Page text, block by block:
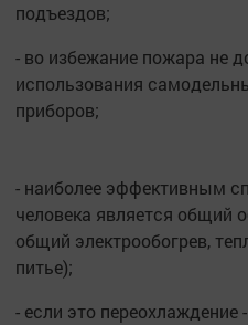
подъездов;
- во избежание пожара не
использования
приборов;
- наиболее эффективным
человека является общий
общий электрообогрев,
питье);
- если это переохлаждение